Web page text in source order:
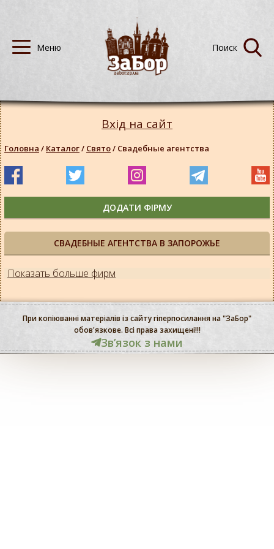
СВАДЕБНЫЕ АГЕНТСТВА В ЗАПОРОЖЬЕ
Показать больше фирм
Вхід на сайт
Головна / Каталог/ Свято/ Свадебные агентства
ДОДАТИ ФІРМУ
При копіюванні матеріалів із сайту гіперпосилання на "ЗаБор"
обов'язкове. Всі права захищені!!!
Звʼязок з нами